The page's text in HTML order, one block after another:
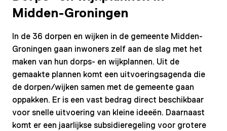
Midden-Groningen
In de 36 dorpen en wijken in de gemeente Midden-
Groningen gaan inwoners zelf aan de slag met het
maken van hun dorps- en wijkplannen. Uit de
gemaakte plannen komt een uitvoeringsagenda die
de dorpen/wijken samen met de gemeente gaan
oppakken. Er is een vast bedrag direct beschikbaar
voor snelle uitvoering van kleine ideeën. Daarnaast
komt er een jaarlijkse subsidieregeling voor grotere